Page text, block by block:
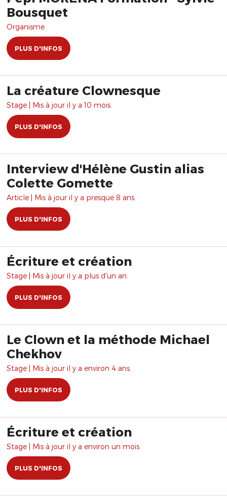
Bousquet
Organisme
PLUS D'INFOS
La créature Clownesque
Stage | Mis à jour il y a 10 mois.
PLUS D'INFOS
Interview d'Hélène Gustin alias
Colette Gomette
Article | Mis à jour il y a presque 8 ans.
PLUS D'INFOS
Écriture et création
Stage | Mis à jour il y a plus d'un an.
PLUS D'INFOS
Le Clown et la méthode Michael
Chekhov
Stage | Mis à jour il y a environ 4 ans.
PLUS D'INFOS
Écriture et création
Stage | Mis à jour il y a environ un mois.
PLUS D'INFOS